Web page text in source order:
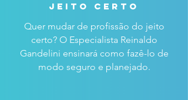
jeito certo
Quer mudar de profissão do jeito
certo? O Especialista Reinaldo
Gandelini ensinará como fazê-lo de
modo seguro e planejado.